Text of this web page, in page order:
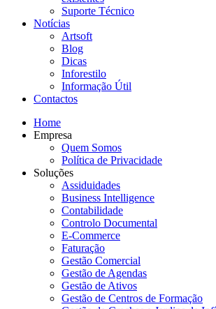
Suporte Técnico
Notícias
Artsoft
Blog
Dicas
Inforestilo
Informação Útil
Contactos
Home
Empresa
Quem Somos
Política de Privacidade
Soluções
Assiduidades
Business Intelligence
Contabilidade
Controlo Documental
E-Commerce
Faturação
Gestão Comercial
Gestão de Agendas
Gestão de Ativos
Gestão de Centros de Formação